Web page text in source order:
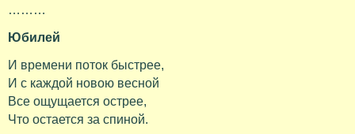
………
Юбилей
И времени поток быстрее,
И с каждой новою весной
Все ощущается острее,
Что остается за спиной.